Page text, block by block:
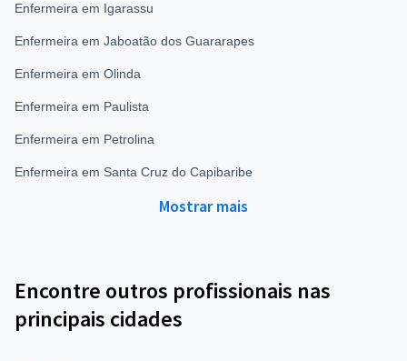
Enfermeira em Igarassu
Enfermeira em Jaboatão dos Guararapes
Enfermeira em Olinda
Enfermeira em Paulista
Enfermeira em Petrolina
Enfermeira em Santa Cruz do Capibaribe
Mostrar mais
Encontre outros profissionais nas
principais cidades